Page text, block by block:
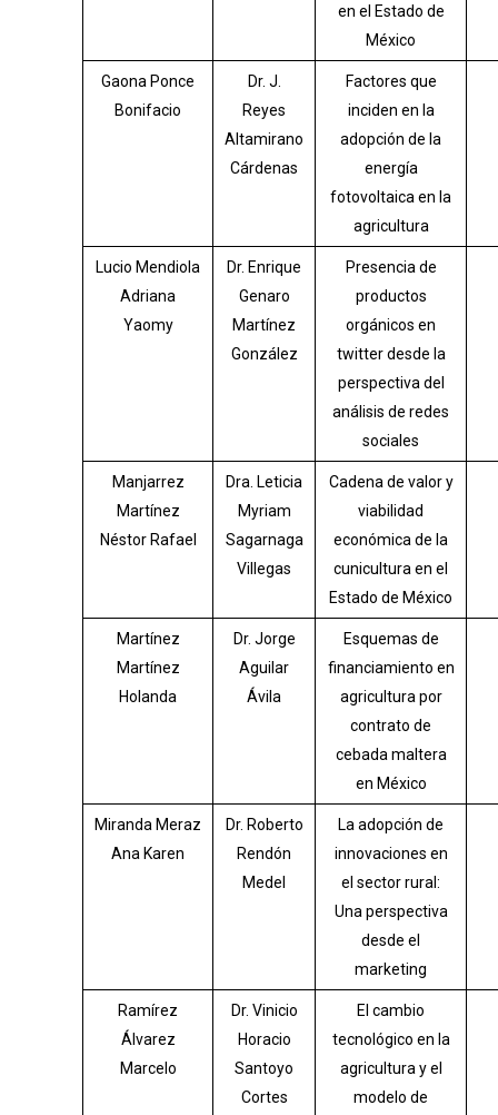
en el Estado de
México
Gaona Ponce
Bonifacio
Dr. J.
Reyes
Altamirano
Cárdenas
Factores que
inciden en la
adopción de la
energía
fotovoltaica en la
agricultura
Lucio Mendiola
Adriana
Yaomy
Dr. Enrique
Genaro
Martínez
González
Presencia de
productos
orgánicos en
twitter desde la
perspectiva del
análisis de redes
sociales
Manjarrez
Martínez
Néstor Rafael
Dra. Leticia
Myriam
Sagarnaga
Villegas
Cadena de valor y
viabilidad
económica de la
cunicultura en el
Estado de México
Martínez
Martínez
Holanda
Dr. Jorge
Aguilar
Ávila
Esquemas de
financiamiento en
agricultura por
contrato de
cebada maltera
en México
Miranda Meraz
Ana Karen
Dr. Roberto
Rendón
Medel
La adopción de
innovaciones en
el sector rural:
Una perspectiva
desde el
marketing
Ramírez
Álvarez
Marcelo
Dr. Vinicio
Horacio
Santoyo
Cortes
El cambio
tecnológico en la
agricultura y el
modelo de